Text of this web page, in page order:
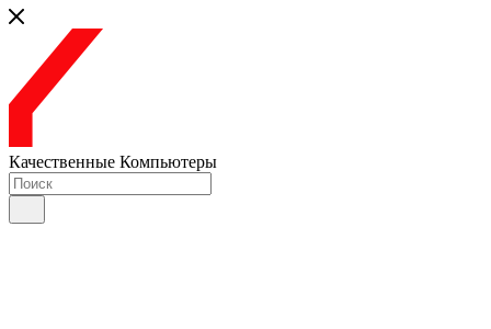
Качественные Компьютеры